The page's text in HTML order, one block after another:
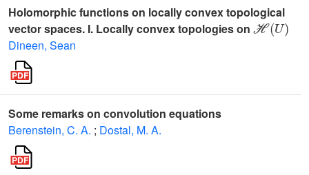
Holomorphic functions on locally convex topological
vector spaces. I. Locally convex topologies on
ℋ(U)
Dineen, Sean
Some remarks on convolution equations
Berenstein, C. A. ; Dostal, M. A.